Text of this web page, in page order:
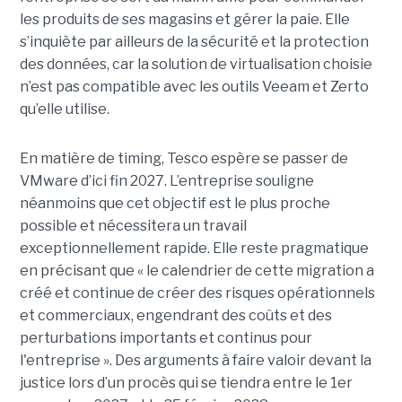
les produits de ses magasins et gérer la paie. Elle
s’inquiète par ailleurs de la sécurité et la protection
des données, car la solution de virtualisation choisie
n’est pas compatible avec les outils Veeam et Zerto
qu’elle utilise.
En matière de timing, Tesco espère se passer de
VMware d’ici fin 2027. L’entreprise souligne
néanmoins que cet objectif est le plus proche
possible et nécessitera un travail
exceptionnellement rapide. Elle reste pragmatique
en précisant que « le calendrier de cette migration a
créé et continue de créer des risques opérationnels
et commerciaux, engendrant des coûts et des
perturbations importants et continus pour
l'entreprise ». Des arguments à faire valoir devant la
justice lors d’un procès qui se tiendra entre le 1er